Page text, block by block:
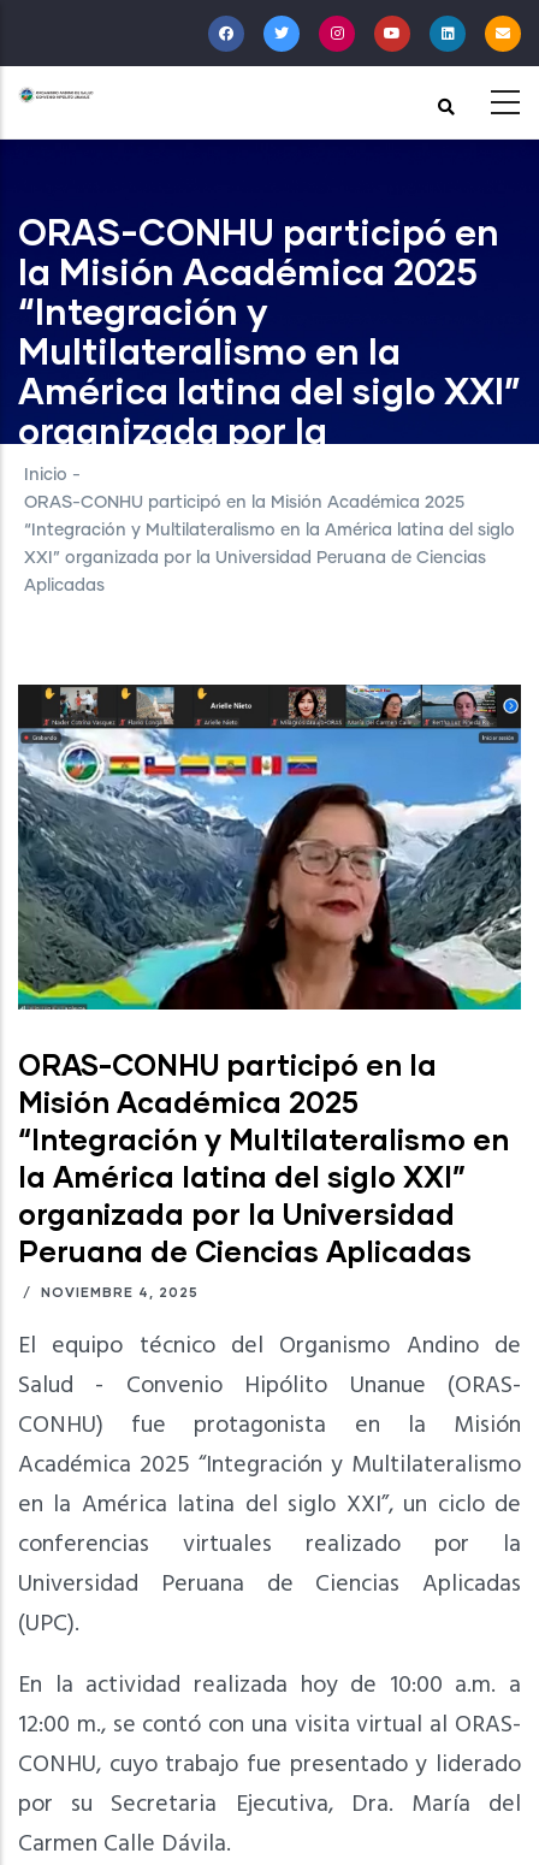
al
contenido
principal
ORAS-CONHU participó en
la Misión Académica 2025
“Integración y
Multilateralismo en la
América latina del siglo XXI”
organizada por la
Universidad Peruana de
Ciencias Aplicadas
Inicio -
ORAS-CONHU participó en la Misión Académica 2025
“Integración y Multilateralismo en la América latina del siglo
XXI” organizada por la Universidad Peruana de Ciencias
Aplicadas
ORAS-CONHU participó en la
Misión Académica 2025
“Integración y Multilateralismo en
la América latina del siglo XXI”
organizada por la Universidad
Peruana de Ciencias Aplicadas
/ NOVIEMBRE 4, 2025
El equipo técnico del Organismo Andino de
Salud - Convenio Hipólito Unanue (ORAS-
CONHU) fue protagonista en la Misión
Académica 2025 “Integración y Multilateralismo
en la América latina del siglo XXI”, un ciclo de
conferencias virtuales realizado por la
Universidad Peruana de Ciencias Aplicadas
(UPC).
En la actividad realizada hoy de 10:00 a.m. a
12:00 m., se contó con una visita virtual al ORAS-
CONHU, cuyo trabajo fue presentado y liderado
por su Secretaria Ejecutiva, Dra. María del
Carmen Calle Dávila.